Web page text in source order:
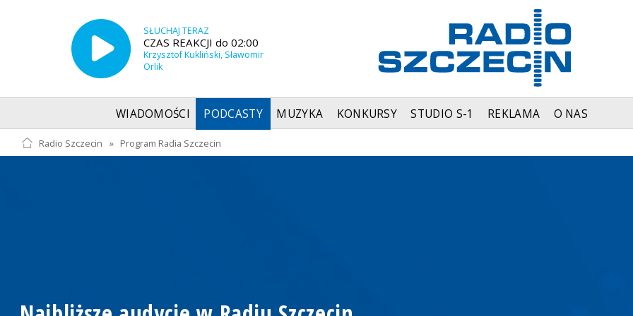
SŁUCHAJ TERAZ
CZAS REAKCJI do 02:00
Krzysztof Kukliński, Sławomir
Orlik
WIADOMOŚCI PODCASTY MUZYKA KONKURSY STUDIO S-1 REKLAMA O NAS
Radio Szczecin » Program Radia Szczecin